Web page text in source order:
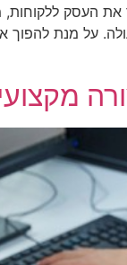
את העסק
על מנת להפוך